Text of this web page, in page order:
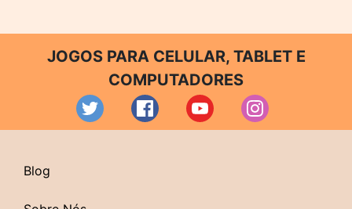
JOGOS PARA CELULAR, TABLET E
COMPUTADORES
Blog